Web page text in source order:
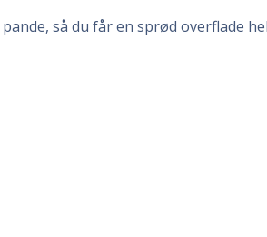
så du får en sprød overflade